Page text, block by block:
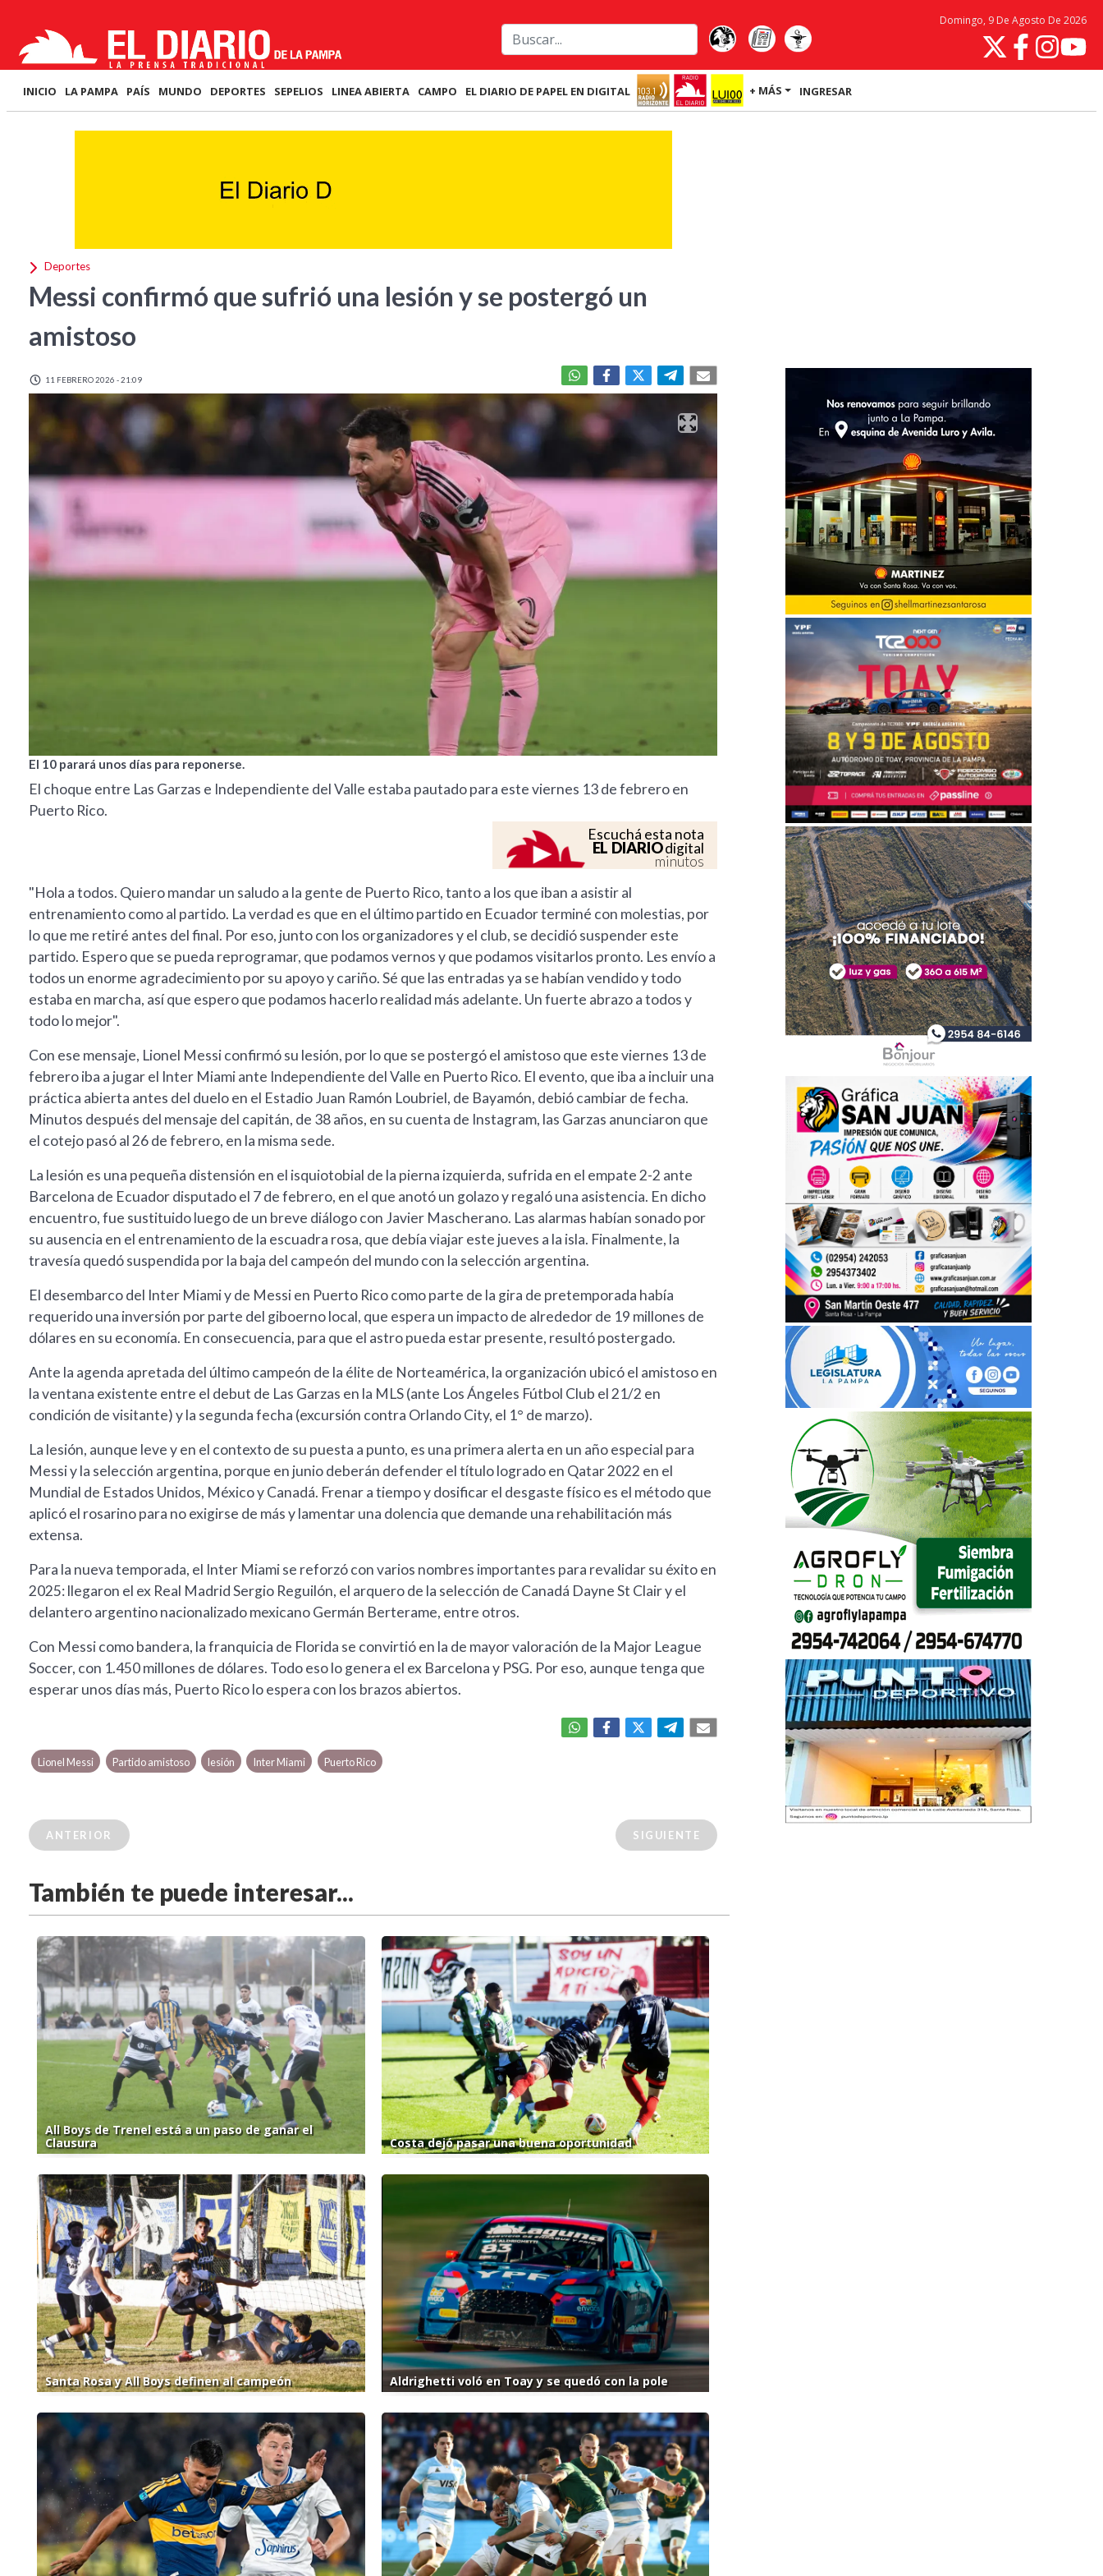
Domingo, 9 De Agosto De 2026
INICIO LA PAMPA PAÍS MUNDO DEPORTES SEPELIOS LINEA ABIERTA CAMPO EL DIARIO DE PAPEL EN DIGITAL + MÁS INGRESAR
Deportes
Messi confirmó que sufrió una lesión y se postergó un
amistoso
11 FEBRERO 2026 - 21:09
El 10 parará unos días para reponerse.
El choque entre Las Garzas e Independiente del Valle estaba pautado para este viernes 13 de febrero en
Puerto Rico.
Escuchá esta nota
EL DIARIOdigital
minutos
"Hola a todos. Quiero mandar un saludo a la gente de Puerto Rico, tanto a los que iban a asistir al
entrenamiento como al partido. La verdad es que en el último partido en Ecuador terminé con molestias, por
lo que me retiré antes del final. Por eso, junto con los organizadores y el club, se decidió suspender este
partido. Espero que se pueda reprogramar, que podamos vernos y que podamos visitarlos pronto. Les envío a
todos un enorme agradecimiento por su apoyo y cariño. Sé que las entradas ya se habían vendido y todo
estaba en marcha, así que espero que podamos hacerlo realidad más adelante. Un fuerte abrazo a todos y
todo lo mejor".
Con ese mensaje, Lionel Messi confirmó su lesión, por lo que se postergó el amistoso que este viernes 13 de
febrero iba a jugar el Inter Miami ante Independiente del Valle en Puerto Rico. El evento, que iba a incluir una
práctica abierta antes del duelo en el Estadio Juan Ramón Loubriel, de Bayamón, debió cambiar de fecha.
Minutos después del mensaje del capitán, de 38 años, en su cuenta de Instagram, las Garzas anunciaron que
el cotejo pasó al 26 de febrero, en la misma sede.
La lesión es una pequeña distensión en el isquiotobial de la pierna izquierda, sufrida en el empate 2-2 ante
Barcelona de Ecuador disputado el 7 de febrero, en el que anotó un golazo y regaló una asistencia. En dicho
encuentro, fue sustituido luego de un breve diálogo con Javier Mascherano. Las alarmas habían sonado por
su ausencia en el entrenamiento de la escuadra rosa, que debía viajar este jueves a la isla. Finalmente, la
travesía quedó suspendida por la baja del campeón del mundo con la selección argentina.
El desembarco del Inter Miami y de Messi en Puerto Rico como parte de la gira de pretemporada había
requerido una inversión por parte del giboerno local, que espera un impacto de alrededor de 19 millones de
dólares en su economía. En consecuencia, para que el astro pueda estar presente, resultó postergado.
Ante la agenda apretada del último campeón de la élite de Norteamérica, la organización ubicó el amistoso en
la ventana existente entre el debut de Las Garzas en la MLS (ante Los Ángeles Fútbol Club el 21/2 en
condición de visitante) y la segunda fecha (excursión contra Orlando City, el 1° de marzo).
La lesión, aunque leve y en el contexto de su puesta a punto, es una primera alerta en un año especial para
Messi y la selección argentina, porque en junio deberán defender el título logrado en Qatar 2022 en el
Mundial de Estados Unidos, México y Canadá. Frenar a tiempo y dosificar el desgaste físico es el método que
aplicó el rosarino para no exigirse de más y lamentar una dolencia que demande una rehabilitación más
extensa.
Para la nueva temporada, el Inter Miami se reforzó con varios nombres importantes para revalidar su éxito en
2025: llegaron el ex Real Madrid Sergio Reguilón, el arquero de la selección de Canadá Dayne St Clair y el
delantero argentino nacionalizado mexicano Germán Berterame, entre otros.
Con Messi como bandera, la franquicia de Florida se convirtió en la de mayor valoración de la Major League
Soccer, con 1.450 millones de dólares. Todo eso lo genera el ex Barcelona y PSG. Por eso, aunque tenga que
esperar unos días más, Puerto Rico lo espera con los brazos abiertos.
Lionel Messi Partido amistoso lesión Inter Miami Puerto Rico
ANTERIOR SIGUIENTE
También te puede interesar...
All Boys de Trenel está a un paso de ganar el
Clausura
Costa dejó pasar una buena oportunidad
Santa Rosa y All Boys definen al campeón Aldrighetti voló en Toay y se quedó con la pole